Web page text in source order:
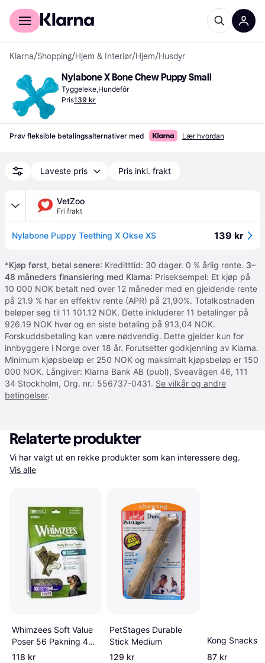
For kunder
Klarna/Shopping/Hjem & Interiør/Hjem/Husdyr
Nylabone X Bone Chew Puppy Small
Tyggeleke,Hundefôr
Pris139 kr
Prøv fleksible betalingsalternativer med Lær hvordan
Laveste pris Pris inkl. frakt
VetZoo
Fri frakt
Nylabone Puppy Teething X Okse XS 139 kr
*Kjøp først, betal senere: Kreditttid: 30 dager. 0 % årlig rente. 3–
48 måneders finansiering med Klarna: Priseksempel: Et kjøp på
10 000 NOK betalt ned over 12 måneder med en gjeldende rente
på 21.9 % har en effektiv rente (APR) på 21,90%. Totalkostnaden
beløper seg til 11 101.12 NOK. Dette inkluderer 11 betalinger på
926.19 NOK hver og en siste betaling på 913,04 NOK.
Forskuddsbetaling kan være nødvendig. Dette gjelder kun for
innbyggere i Norge over 18 år. Forutsetter godkjenning av Klarna.
Minimum kjøpsbeløp er 250 NOK og maksimalt kjøpsbeløp er 150
000 NOK. Långiver: Klarna Bank AB (publ), Sveavägen 46, 111
34 Stockholm, Org. nr.: 556737-0431. Se vilkår og andre
betingelser.
Relaterte produkter
Vis alle
Whimzees Soft Value
Poser 56 Pakning 420
g
118 kr
PetStages Durable
Stick Medium
129 kr
Kong Snacks
87 kr